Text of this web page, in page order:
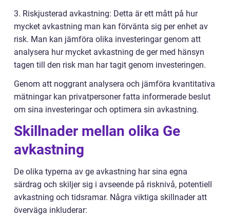
3. Riskjusterad avkastning: Detta är ett mått på hur
mycket avkastning man kan förvänta sig per enhet av
risk. Man kan jämföra olika investeringar genom att
analysera hur mycket avkastning de ger med hänsyn
tagen till den risk man har tagit genom investeringen.
Genom att noggrant analysera och jämföra kvantitativa
mätningar kan privatpersoner fatta informerade beslut
om sina investeringar och optimera sin avkastning.
Skillnader mellan olika Ge
avkastning
De olika typerna av ge avkastning har sina egna
särdrag och skiljer sig i avseende på risknivå, potentiell
avkastning och tidsramar. Några viktiga skillnader att
överväga inkluderar: